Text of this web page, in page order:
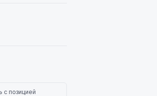
с позицией